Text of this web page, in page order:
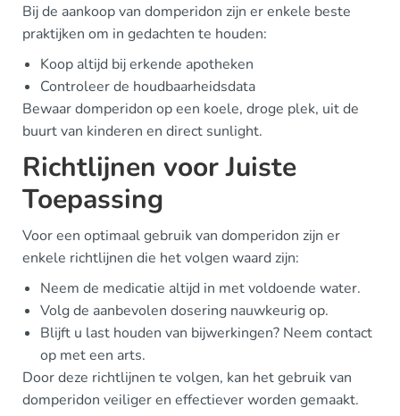
Bij de aankoop van domperidon zijn er enkele beste
praktijken om in gedachten te houden:
Koop altijd bij erkende apotheken
Controleer de houdbaarheidsdata
Bewaar domperidon op een koele, droge plek, uit de
buurt van kinderen en direct sunlight.
Richtlijnen voor Juiste
Toepassing
Voor een optimaal gebruik van domperidon zijn er
enkele richtlijnen die het volgen waard zijn:
Neem de medicatie altijd in met voldoende water.
Volg de aanbevolen dosering nauwkeurig op.
Blijft u last houden van bijwerkingen? Neem contact
op met een arts.
Door deze richtlijnen te volgen, kan het gebruik van
domperidon veiliger en effectiever worden gemaakt.